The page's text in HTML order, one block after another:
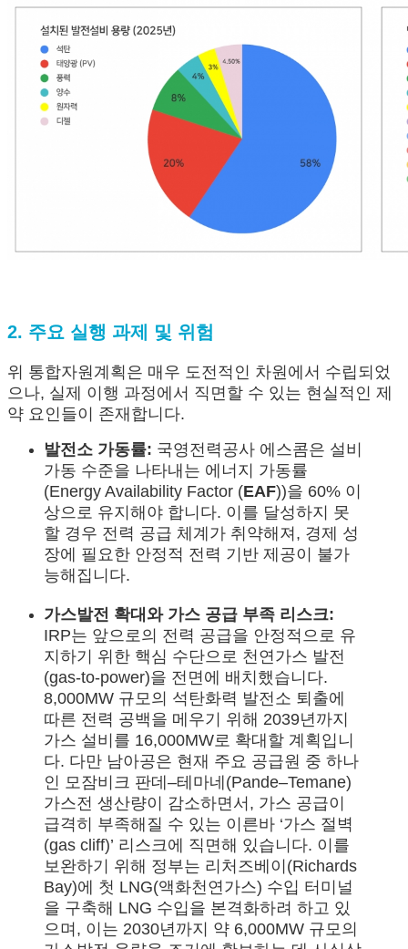
2. 주요 실행 과제 및 위험
위 통합자원계획은 매우 도전적인 차원에서 수립되었
으나, 실제 이행 과정에서 직면할 수 있는 현실적인 제
약 요인들이 존재합니다.
발전소 가동률: 국영전력공사 에스콤은 설비
가동 수준을 나타내는 에너지 가동률
(Energy Availability Factor (EAF))을 60% 이
상으로 유지해야 합니다. 이를 달성하지 못
할 경우 전력 공급 체계가 취약해져, 경제 성
장에 필요한 안정적 전력 기반 제공이 불가
능해집니다.
가스발전 확대와 가스 공급 부족 리스크:
IRP는 앞으로의 전력 공급을 안정적으로 유
지하기 위한 핵심 수단으로 천연가스 발전
(gas-to-power)을 전면에 배치했습니다.
8,000MW 규모의 석탄화력 발전소 퇴출에
따른 전력 공백을 메우기 위해 2039년까지
가스 설비를 16,000MW로 확대할 계획입니
다. 다만 남아공은 현재 주요 공급원 중 하나
인 모잠비크 판데–테마네(Pande–Temane)
가스전 생산량이 감소하면서, 가스 공급이
급격히 부족해질 수 있는 이른바 ‘가스 절벽
(gas cliff)’ 리스크에 직면해 있습니다. 이를
보완하기 위해 정부는 리처즈베이(Richards
Bay)에 첫 LNG(액화천연가스) 수입 터미널
을 구축해 LNG 수입을 본격화하려 하고 있
으며, 이는 2030년까지 약 6,000MW 규모의